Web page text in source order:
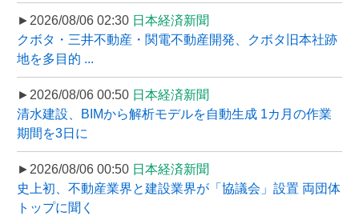
►2026/08/06 02:30 日本経済新聞
クボタ・三井不動産・関電不動産開発、クボタ旧本社跡
地を多目的 ...
►2026/08/06 00:50 日本経済新聞
清水建設、BIMから解析モデルを自動生成 1カ月の作業
期間を3日に
►2026/08/06 00:50 日本経済新聞
史上初、不動産業界と建設業界が「協議会」設置 両団体
トップに聞く